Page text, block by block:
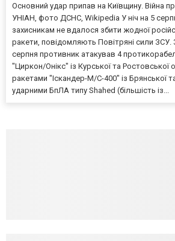
Основний удар припав на Київщину. Війна
УНІАН, фото ДСНС, Wikipedia У ніч на 5
захисникам не вдалося збити жодної
ракети, повідомляють Повітряні сили ЗСУ.
серпня противник атакував 4
"Циркон/Онікс" із Курської та Ростовської
ракетами "Іскандер-М/С-400" із Брянської
ударними БпЛА типу Shahed (більшість із...